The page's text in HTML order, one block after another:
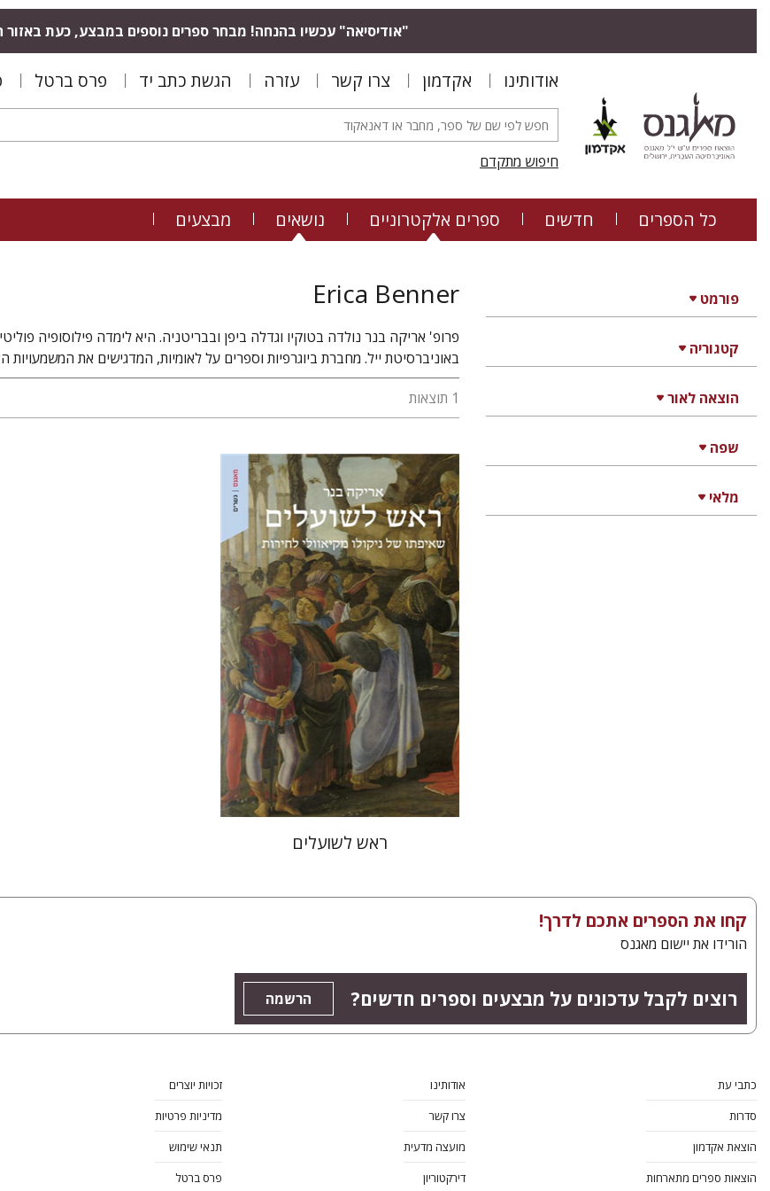
"אודיסיאה" עכשיו בהנחה! מבחר ספרים נוספים במבצע, כעת באזור
אודותינו אקדמון צרו קשר עזרה הגשת כתב יד פרס ברטל
חיפוש מתקדם
כל הספרים חדשים ספרים אלקטרוניים נושאים מבצעים
פורמט
קטגוריה
הוצאה לאור
שפה
מלאי
Erica Benner
פרופ' אריקה בנר נולדה בטוקיו וגדלה ביפן ובבריטניה. היא לימדה פילוסופיה
באוניברסיטת ייל. מחברת ביוגרפיות וספרים על לאומיות, המדגישים את המשמעויות
1 תוצאות
אריקה בנר
אריאל הירשפלד
אמוץ גלעדי
הנחת אתר ספר מודפס
$35
ראש לשועלים
קחו את הספרים אתכם לדרך!
הורידו את יישום מאגנס
רוצים לקבל עדכונים על מבצעים וספרים חדשים? הרשמה
כתבי עת
סדרות
הוצאת אקדמון
הוצאות ספרים מתארחות
אודותינו
צרו קשר
מועצה מדעית
דירקטוריון
זכויות יוצרים
מדיניות פרטיות
תנאי שימוש
פרס ברטל